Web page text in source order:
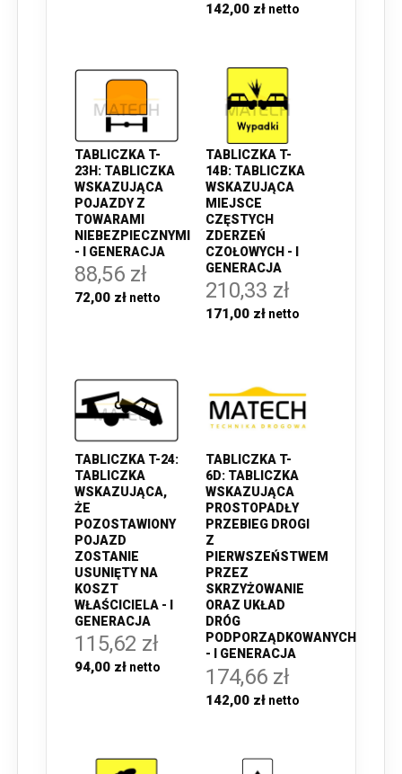
142,00 zł
TABLICZKA T-
23H: TABLICZKA
WSKAZUJĄCA
POJAZDY Z
TOWARAMI
NIEBEZPIECZNYMI
- I GENERACJA
88,56 zł
72,00 zł
TABLICZKA T-
14B: TABLICZKA
WSKAZUJĄCA
MIEJSCE
CZĘSTYCH
ZDERZEŃ
CZOŁOWYCH - I
GENERACJA
210,33 zł
171,00 zł
TABLICZKA T-24:
TABLICZKA
WSKAZUJĄCA,
ŻE
POZOSTAWIONY
POJAZD
ZOSTANIE
USUNIĘTY NA
KOSZT
WŁAŚCICIELA - I
GENERACJA
115,62 zł
94,00 zł
TABLICZKA T-
6D: TABLICZKA
WSKAZUJĄCA
PROSTOPADŁY
PRZEBIEG DROGI
Z
PIERWSZEŃSTWEM
PRZEZ
SKRZYŻOWANIE
ORAZ UKŁAD
DRÓG
PODPORZĄDKOWANYCH
- I GENERACJA
174,66 zł
142,00 zł